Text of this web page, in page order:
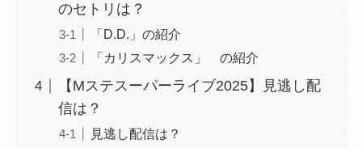
のセトリは？
「D.D.」の紹介
「カリスマックス」 の紹介
【Mステスーパーライブ2025】見逃し配
信は？
見逃し配信は？